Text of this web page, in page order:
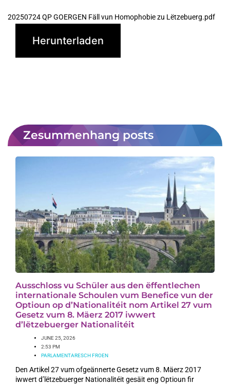
20250724 QP GOERGEN Fäll vun Homophobie zu Lëtzebuerg.pdf
Herunterladen
Zesummenhang posts
Ausschloss vu Schüler aus den ëffentlechen
internationale Schoulen vum Benefice vun der
Optioun op d’Nationalitéit nom Artikel 27 vum
Gesetz vum 8. Mäerz 2017 iwwert
d’lëtzebuerger Nationalitéit
JUNE 25, 2026
2:53 PM
PARLAMENTARESCH FROEN
Den Artikel 27 vum ofgeännerte Gesetz vum 8. Mäerz 2017
iwwert d’lëtzebuerger Nationalitéit gesäit eng Optioun fir